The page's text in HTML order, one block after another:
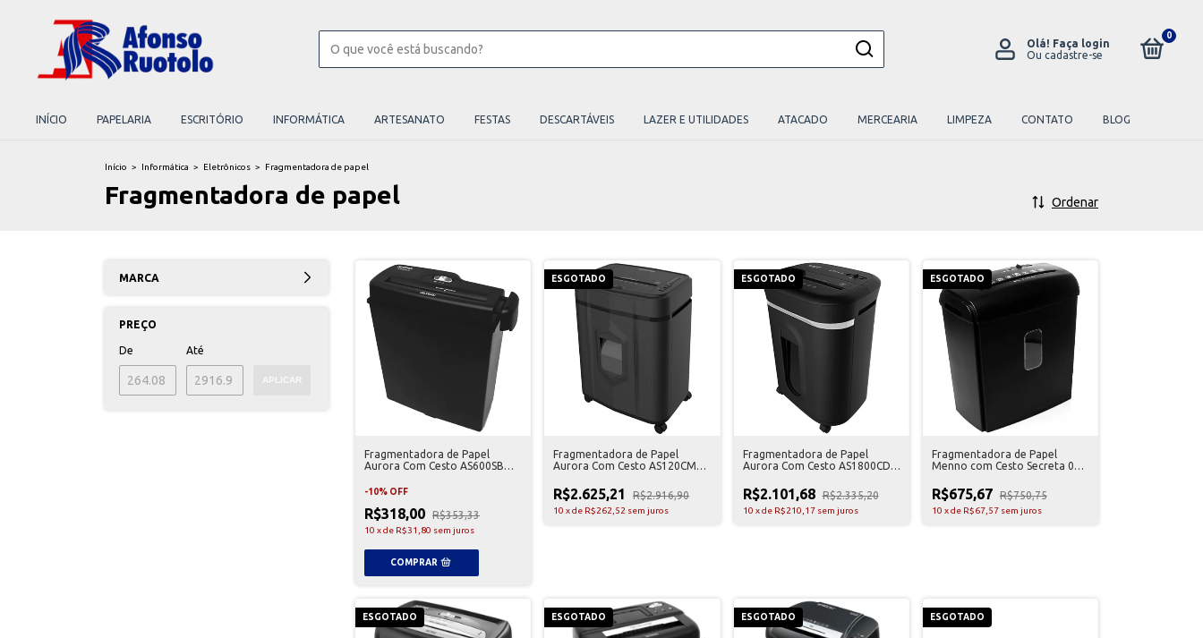
Olá! Faça login
Ou cadastre-se
0
INÍCIO PAPELARIA ESCRITÓRIO INFORMÁTICA ARTESANATO FESTAS DESCARTÁVEIS LAZER E UTILIDADES ATACADO MERCEARIA LIMPEZA CONTATO BLOG
Início > Informática > Eletrônicos > Fragmentadora de papel
Fragmentadora de papel Ordenar
MARCA
PREÇO
De Até
APLICAR
Fragmentadora de Papel
Aurora Com Cesto AS600SB
-10% OFF
R$318,00 R$353,33
10 xde R$31,80 sem juros
ESGOTADO
Fragmentadora de Papel
Aurora Com Cesto AS120CM
R$2.625,21 R$2.916,90
10 xde R$262,52 sem juros
ESGOTADO
Fragmentadora de Papel
Aurora Com Cesto AS1800CD
R$2.101,68 R$2.335,20
10 xde R$210,17 sem juros
ESGOTADO
Fragmentadora de Papel
Menno com Cesto Secreta 08C
R$675,67 R$750,75
10 xde R$67,57 sem juros
ESGOTADO ESGOTADO ESGOTADO ESGOTADO